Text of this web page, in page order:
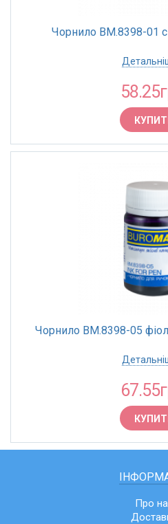
Чорнило BM.8398-01
Чорнило BM.8398-05
Про